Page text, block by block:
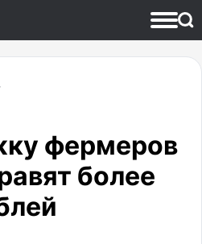
фермеров
более